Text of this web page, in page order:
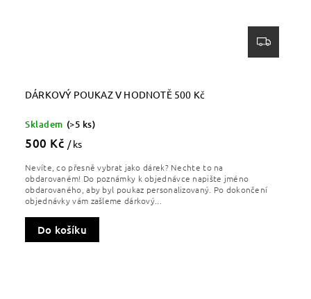
DÁRKOVÝ POUKAZ V HODNOTĚ 500 Kč
Skladem (>5 ks)
500 Kč / ks
Do košíku
Nevíte, co přesně vybrat jako dárek? Nechte to na
obdarovaném! Do poznámky k objednávce napište jméno
obdarovaného, aby byl poukaz personalizovaný. Po dokončení
objednávky vám zašleme dárkový...